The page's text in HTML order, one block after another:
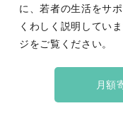
に、若者の生活をサ
くわしく説明してい
ジをご覧ください。
月額